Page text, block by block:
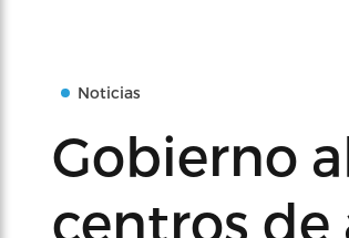
Noticias
Gobierno
centros de